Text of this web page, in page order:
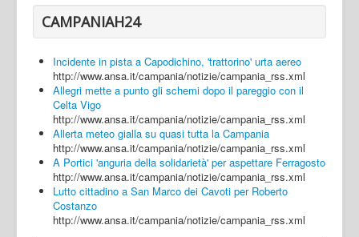
CAMPANIAH24
Incidente in pista a Capodichino, 'trattorino' urta aereo
http://www.ansa.it/campania/notizie/campania_rss.xml
Allegri mette a punto gli schemi dopo il pareggio con il
Celta Vigo
http://www.ansa.it/campania/notizie/campania_rss.xml
Allerta meteo gialla su quasi tutta la Campania
http://www.ansa.it/campania/notizie/campania_rss.xml
A Portici 'anguria della solidarietà' per aspettare Ferragosto
http://www.ansa.it/campania/notizie/campania_rss.xml
Lutto cittadino a San Marco dei Cavoti per Roberto
Costanzo
http://www.ansa.it/campania/notizie/campania_rss.xml